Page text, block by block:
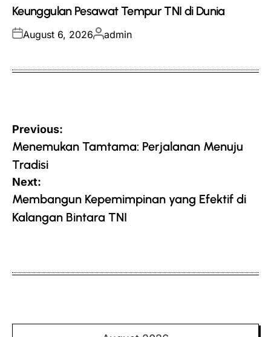
Keunggulan Pesawat Tempur TNI di Dunia
Posted
August 6, 2026Posted
admin
Post
navigation
Previous:
Menemukan Tamtama: Perjalanan Menuju
Tradisi
Next:
Membangun Kepemimpinan yang Efektif di
Kalangan Bintara TNI